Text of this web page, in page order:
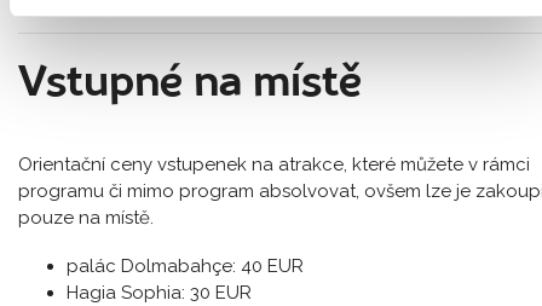
Vstupné na místě
Orientační ceny vstupenek na atrakce, které můžete v rámci
programu či mimo program absolvovat, ovšem lze je
pouze na místě.
palác Dolmabahçe: 40 EUR
Hagia Sophia: 30 EUR